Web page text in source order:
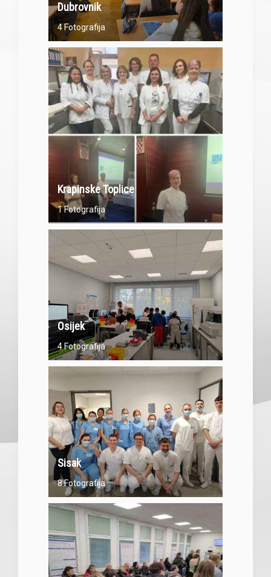
Dubrovnik
4 Fotografija
Krapinske Toplice
1 Fotografija
Osijek
4 Fotografija
Sisak
8 Fotografija